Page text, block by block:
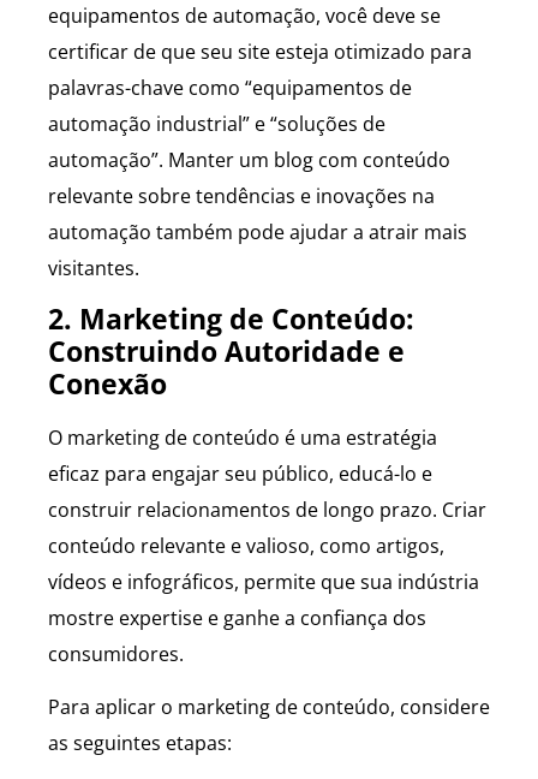
equipamentos de automação, você deve se
certificar de que seu site esteja otimizado para
palavras-chave como “equipamentos de
automação industrial” e “soluções de
automação”. Manter um blog com conteúdo
relevante sobre tendências e inovações na
automação também pode ajudar a atrair mais
visitantes.
2. Marketing de Conteúdo:
Construindo Autoridade e
Conexão
O marketing de conteúdo é uma estratégia
eficaz para engajar seu público, educá-lo e
construir relacionamentos de longo prazo. Criar
conteúdo relevante e valioso, como artigos,
vídeos e infográficos, permite que sua indústria
mostre expertise e ganhe a confiança dos
consumidores.
Para aplicar o marketing de conteúdo, considere
as seguintes etapas: